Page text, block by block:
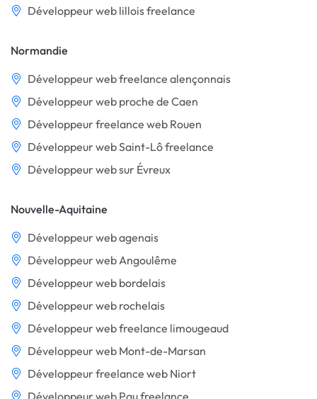
Développeur web lillois freelance
Normandie
Développeur web freelance alençonnais
Développeur web proche de Caen
Développeur freelance web Rouen
Développeur web Saint-Lô freelance
Développeur web sur Évreux
Nouvelle-Aquitaine
Développeur web agenais
Développeur web Angoulême
Développeur web bordelais
Développeur web rochelais
Développeur web freelance limougeaud
Développeur web Mont-de-Marsan
Développeur freelance web Niort